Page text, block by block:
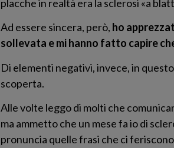
placche in realtà era la sclerosi «a
Ad essere sincera, però, ho
sollevata e mi hanno fatto capire
Di elementi negativi, invece, in
scoperta.
Alle volte leggo di molti che
ma ammetto che un mese fa io di
pronuncia quelle frasi che ci